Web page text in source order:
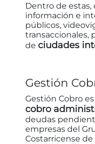
Dentro de estas,
información e
públicos,
transaccionales,
de ciudades
Gestión
Gestión Cobro
cobro
deudas
empresas del
Costarricense de